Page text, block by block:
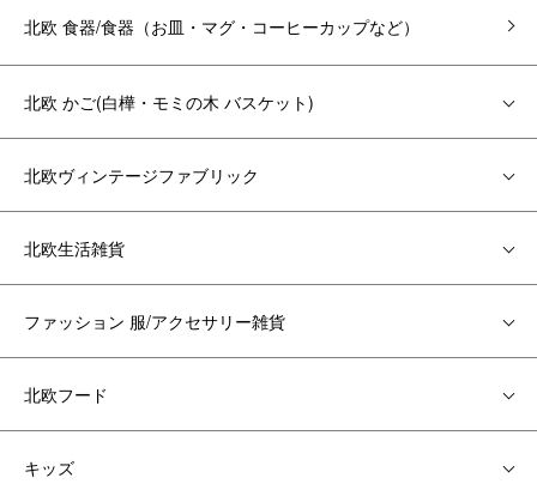
北欧 食器/食器（お皿・マグ・コーヒーカップなど）
北欧 かご(白樺・モミの木 バスケット)
北欧ヴィンテージファブリック
北欧生活雑貨
ファッション 服/アクセサリー雑貨
北欧フード
キッズ